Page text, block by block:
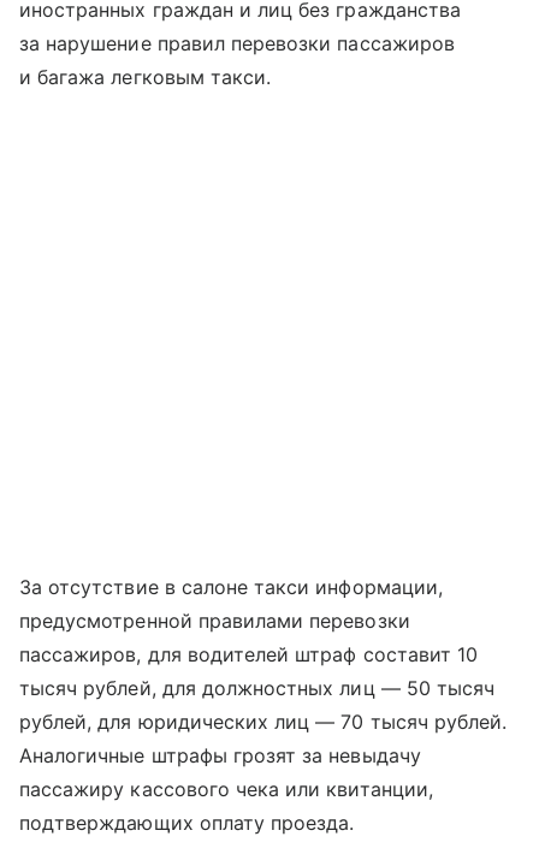
иностранных граждан и лиц без гражданства
за нарушение правил перевозки пассажиров
и багажа легковым такси.
За отсутствие в салоне такси информации,
предусмотренной правилами перевозки
пассажиров, для водителей штраф составит 10
тысяч рублей, для должностных лиц — 50 тысяч
рублей, для юридических лиц — 70 тысяч рублей.
Аналогичные штрафы грозят за невыдачу
пассажиру кассового чека или квитанции,
подтверждающих оплату проезда.